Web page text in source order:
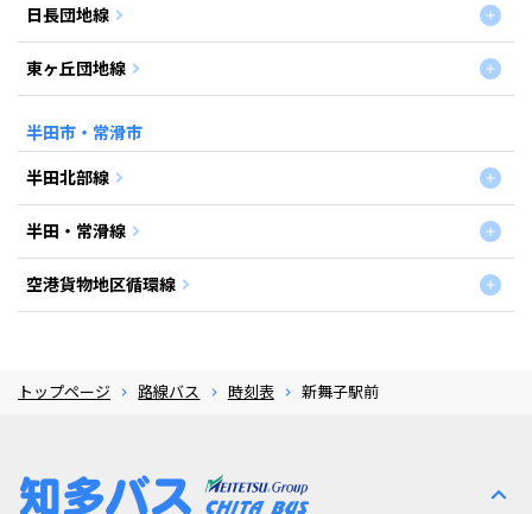
日長団地線
東ヶ丘団地線
半田市・常滑市
半田北部線
半田・常滑線
空港貨物地区循環線
トップページ 路線バス 時刻表 新舞子駅前
expand_less